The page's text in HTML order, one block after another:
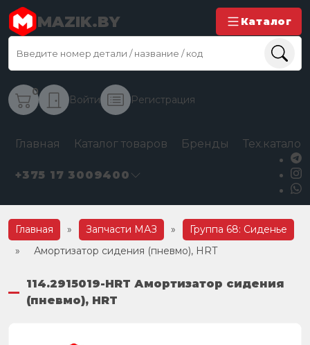
MAZIK.BY Каталог
0
Войти Регистрация
Главная Каталог товаров Бренды
+375 17 3009400
Главная » Запчасти МАЗ »
Группа 68: Сиденье
»
Амортизатор сидения (пневмо), HRT
114.2915019-HRT Амортизатор сидения
(пневмо), HRT